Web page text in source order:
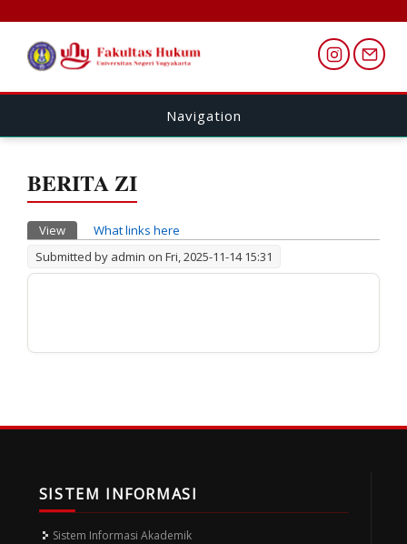
Navigation
BERITA ZI
Primary tabs
View (active tab)
What links here
Submitted by admin on Fri, 2025-11-14 15:31
SISTEM INFORMASI
Sistem Informasi Akademik